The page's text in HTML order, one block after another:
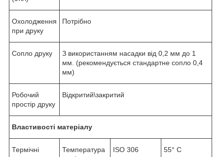
Охолодження
при друку
Потрібно
Сопло друку
З використанням насадки від 0,2 мм до 1
мм. (рекомендується стандартне сопло 0,4
мм)
Робочий
простір друку
Відкритий\закритий
Властивості матеріалу
Термічні
Температура
ISO 306 55° C